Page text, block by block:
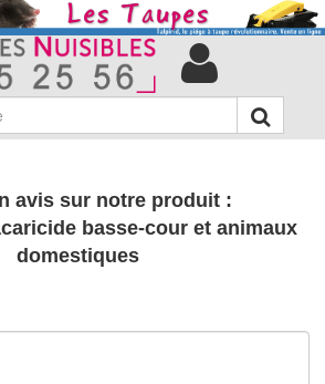
avis sur notre produit :
basse-cour et animaux
domestiques